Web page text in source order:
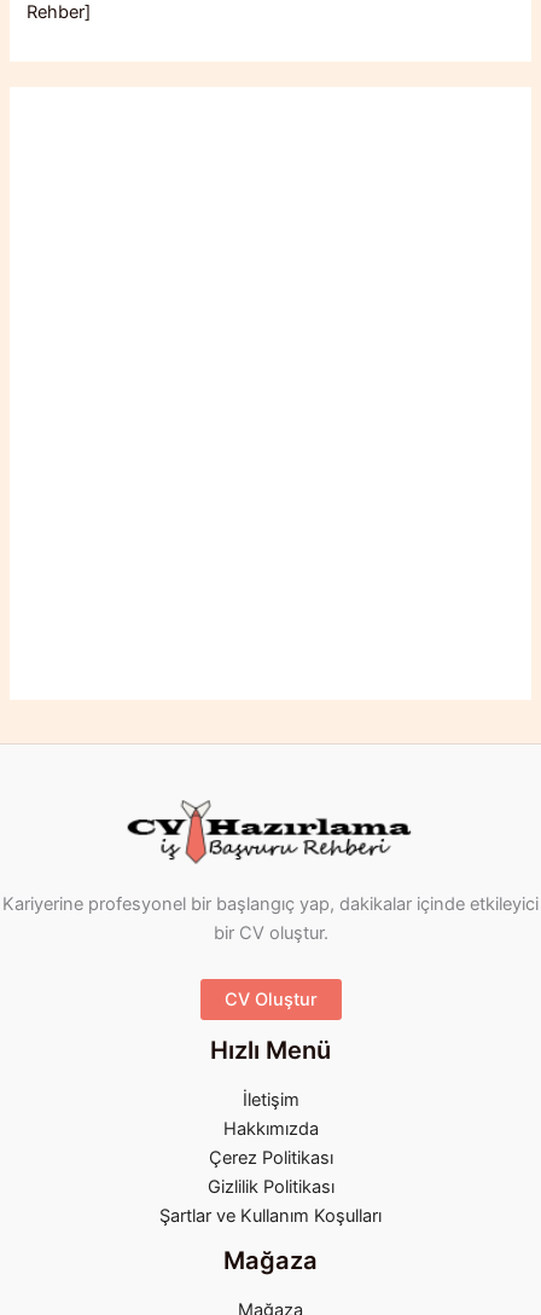
Rehber]
Kariyerine profesyonel bir başlangıç yap, dakikalar içinde etkileyici
bir CV oluştur.
CV Oluştur
Hızlı Menü
İletişim
Hakkımızda
Çerez Politikası
Gizlilik Politikası
Şartlar ve Kullanım Koşulları
Mağaza
Mağaza